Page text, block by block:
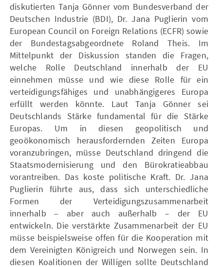
diskutierten Tanja Gönner vom Bundesverband der
Deutschen Industrie (BDI), Dr. Jana Puglierin vom
European Council on Foreign Relations (ECFR) sowie
der Bundestagsabgeordnete Roland Theis. Im
Mittelpunkt der Diskussion standen die Fragen,
welche Rolle Deutschland innerhalb der EU
einnehmen müsse und wie diese Rolle für ein
verteidigungsfähiges und unabhängigeres Europa
erfüllt werden könnte. Laut Tanja Gönner sei
Deutschlands Stärke fundamental für die Stärke
Europas. Um in diesen geopolitisch und
geoökonomisch herausfordernden Zeiten Europa
voranzubringen, müsse Deutschland dringend die
Staatsmodernisierung und den Bürokratieabbau
vorantreiben. Das koste politische Kraft. Dr. Jana
Puglierin führte aus, dass sich unterschiedliche
Formen der Verteidigungszusammenarbeit
innerhalb – aber auch außerhalb – der EU
entwickeln. Die verstärkte Zusammenarbeit der EU
müsse beispielsweise offen für die Kooperation mit
dem Vereinigten Königreich und Norwegen sein. In
diesen Koalitionen der Willigen sollte Deutschland